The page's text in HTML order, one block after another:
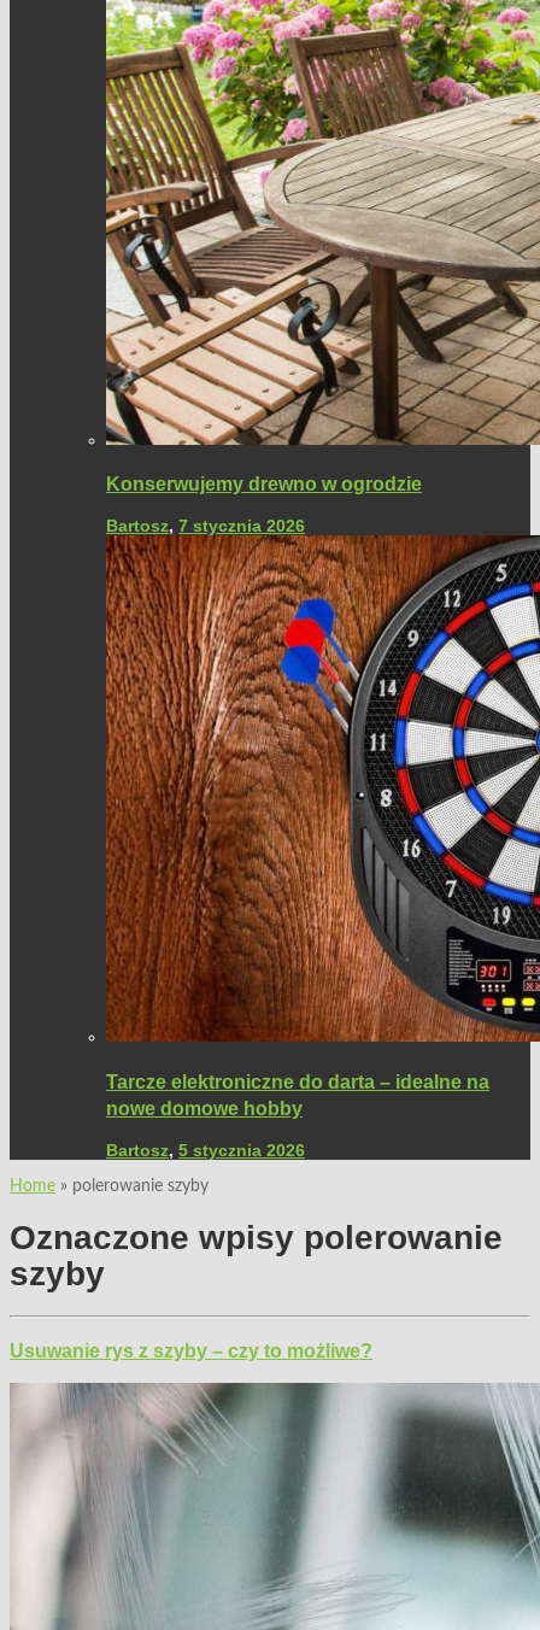
Konserwujemy drewno w ogrodzie
Bartosz, 7 stycznia 2026
Tarcze elektroniczne do darta – idealne na
nowe domowe hobby
Bartosz, 5 stycznia 2026
Home » polerowanie szyby
Oznaczone wpisy polerowanie
szyby
Usuwanie rys z szyby – czy to możliwe?